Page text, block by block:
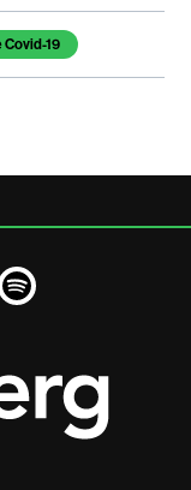
Covid-19